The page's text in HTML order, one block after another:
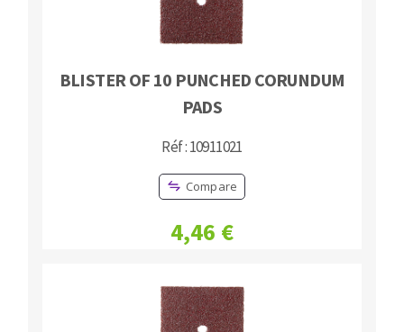
BLISTER OF 10 PUNCHED CORUNDUM
PADS
Réf : 10911021
Compare
4,46 €